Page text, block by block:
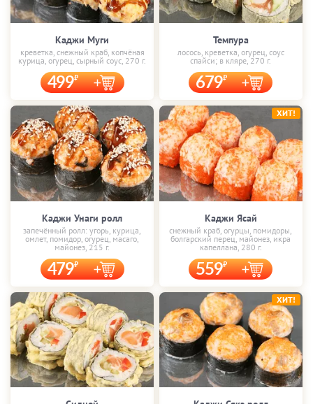
Каджи Муги
креветка, снежный краб, копчёная
курица, огурец, сырный соус, 270 г.
499
Темпура
лосось, креветка, огурец, соус
спайси; в кляре, 270 г.
679
Каджи Унаги ролл
запечённый ролл: угорь, курица,
омлет, помидор, огурец, масаго,
майонез, 215 г.
479
Каджи Ясай
снежный краб, огурцы, помидоры,
болгарский перец, майонез, икра
капеллана, 280 г.
559
ХИТ!
ХИТ!